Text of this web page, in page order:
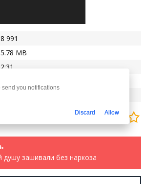
8 991
5.78 MB
2:31
душу зашивали без наркоза
send you notifications
Discard Allow